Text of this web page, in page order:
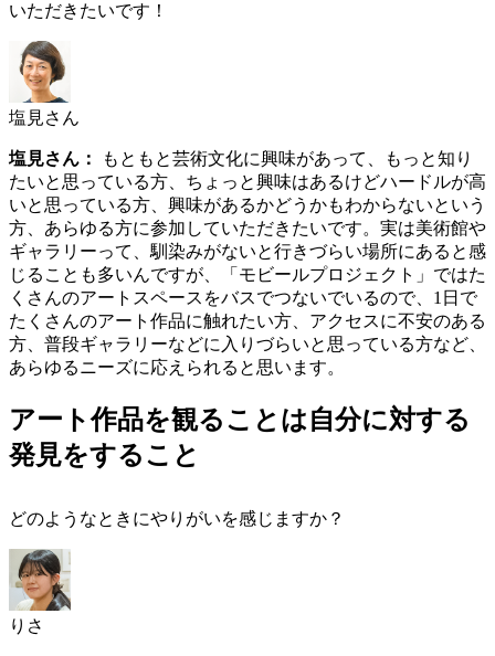
いただきたいです！
塩見さん
塩見さん：
もともと芸術文化に興味があって、もっと知り
たいと思っている方、ちょっと興味はあるけどハードルが高
いと思っている方、興味があるかどうかもわからないという
方、あらゆる方に参加していただきたいです。実は美術館や
ギャラリーって、馴染みがないと行きづらい場所にあると感
じることも多いんですが、「モビールプロジェクト」ではた
くさんのアートスペースをバスでつないでいるので、1日で
たくさんのアート作品に触れたい方、アクセスに不安のある
方、普段ギャラリーなどに入りづらいと思っている方など、
あらゆるニーズに応えられると思います。
アート作品を観ることは自分に対する
発見をすること
どのようなときにやりがいを感じますか？
りさ